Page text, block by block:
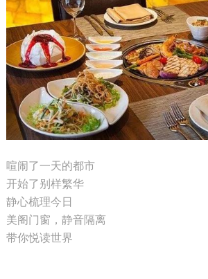
喧闹了一天的都市
开始了别样繁华
静心梳理今日
美阁门窗，静音隔离
带你悦读世界